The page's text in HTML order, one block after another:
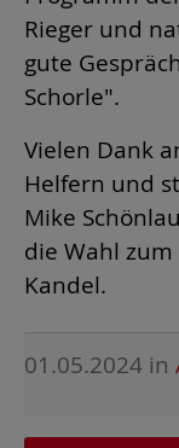
Rieger und
gute
Schorle".
Vielen Dank
Helfern und
Mike
die Wahl
Kandel.
01.05.2024 in